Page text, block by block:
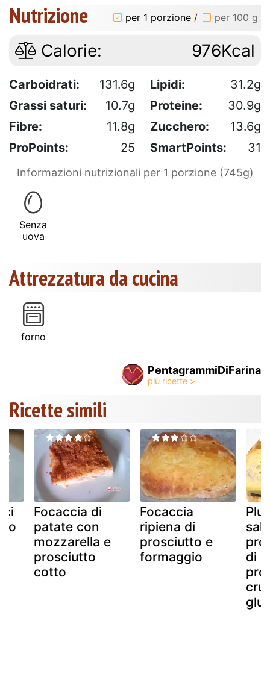
Nutrizione per 1 porzione / per 100 g
Calorie: 976Kcal
Carboidrati: 131.6g Lipidi:
31.2g
Grassi saturi:
10.7g Proteine:
30.9g
Fibre:
11.8g Zucchero:
13.6g
ProPoints:
25 SmartPoints: 31
Informazioni nutrizionali per 1 porzione (745g)
Senza
uova
Attrezzatura da cucina
forno
PentagrammiDiFarina
Ricette simili
Focaccia di
patate con
mozzarella e
prosciutto
cotto
Focaccia
ripiena di
prosciutto e
formaggio
di